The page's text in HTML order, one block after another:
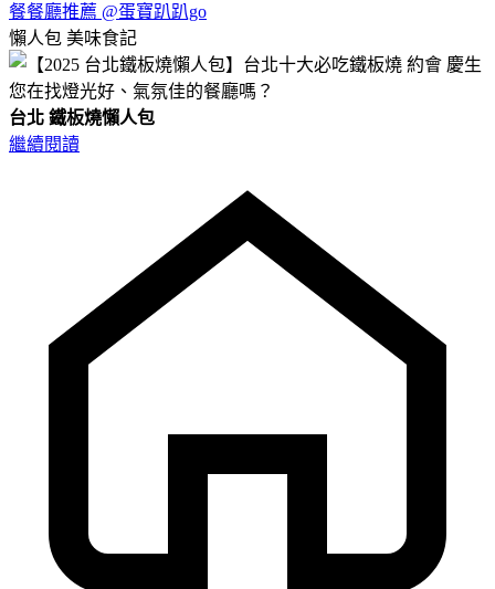
餐餐廳推薦 @蛋寶趴趴go
懶人包 美味食記
您在找燈光好、氣氛佳的餐廳嗎？
台北 鐵板燒懶人包
繼續閱讀